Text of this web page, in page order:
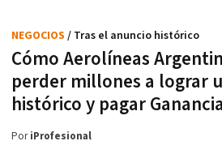
Cómo Aerolíneas
perder millones a lograr
histórico y pagar
NEGOCIOS / Tras el anuncio histórico
PoriProfesional